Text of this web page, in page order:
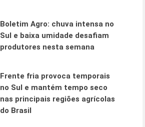
Boletim Agro: chuva intensa no
Sul e baixa umidade desafiam
produtores nesta semana
Frente fria provoca temporais
no Sul e mantém tempo seco
nas principais regiões agrícolas
do Brasil